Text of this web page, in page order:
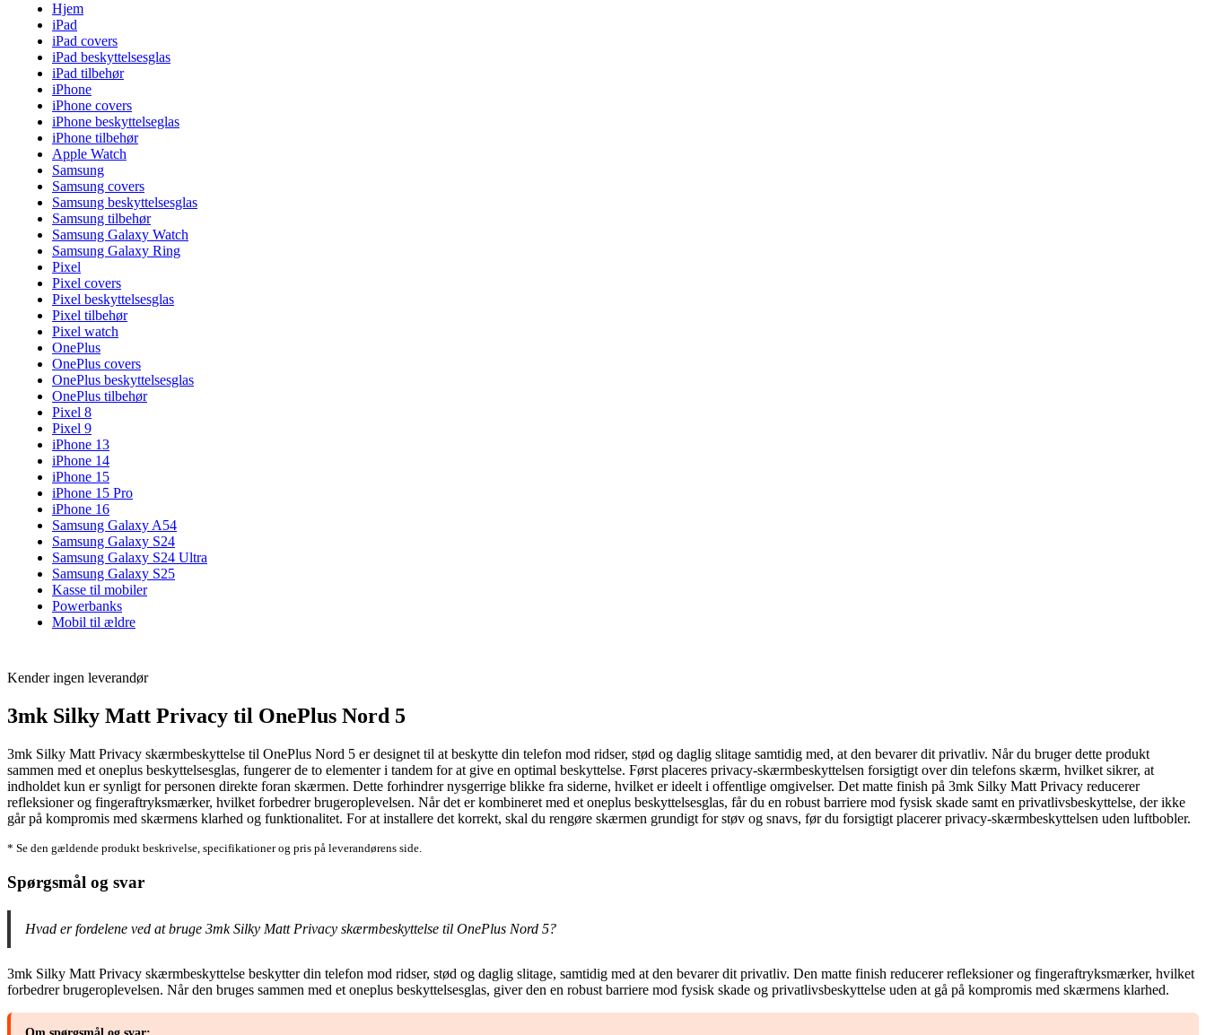
Hjem
iPad
iPad covers
iPad beskyttelsesglas
iPad tilbehør
iPhone
iPhone covers
iPhone beskyttelseglas
iPhone tilbehør
Apple Watch
Samsung
Samsung covers
Samsung beskyttelsesglas
Samsung tilbehør
Samsung Galaxy Watch
Samsung Galaxy Ring
Pixel
Pixel covers
Pixel beskyttelsesglas
Pixel tilbehør
Pixel watch
OnePlus
OnePlus covers
OnePlus beskyttelsesglas
OnePlus tilbehør
Pixel 8
Pixel 9
iPhone 13
iPhone 14
iPhone 15
iPhone 15 Pro
iPhone 16
Samsung Galaxy A54
Samsung Galaxy S24
Samsung Galaxy S24 Ultra
Samsung Galaxy S25
Kasse til mobiler
Powerbanks
Mobil til ældre
Kender ingen leverandør
3mk Silky Matt Privacy til OnePlus Nord 5
3mk Silky Matt Privacy skærmbeskyttelse til OnePlus Nord 5 er designet til at beskytte din telefon mod ridser, stød og daglig slitage samtidig med, at den bevarer dit privatliv. Når du bruger dette produkt
sammen med et oneplus beskyttelsesglas, fungerer de to elementer i tandem for at give en optimal beskyttelse. Først placeres privacy-skærmbeskyttelsen forsigtigt over din telefons skærm, hvilket sikrer, at
indholdet kun er synligt for personen direkte foran skærmen. Dette forhindrer nysgerrige blikke fra siderne, hvilket er ideelt i offentlige omgivelser. Det matte finish på 3mk Silky Matt Privacy reducerer
refleksioner og fingeraftryksmærker, hvilket forbedrer brugeroplevelsen. Når det er kombineret med et oneplus beskyttelsesglas, får du en robust barriere mod fysisk skade samt en privatlivsbeskyttelse, der ikke
går på kompromis med skærmens klarhed og funktionalitet. For at installere det korrekt, skal du rengøre skærmen grundigt for støv og snavs, før du forsigtigt placerer privacy-skærmbeskyttelsen uden luftbobler.
* Se den gældende produkt beskrivelse, specifikationer og pris på leverandørens side.
Spørgsmål og svar
Hvad er fordelene ved at bruge 3mk Silky Matt Privacy skærmbeskyttelse til OnePlus Nord 5?
3mk Silky Matt Privacy skærmbeskyttelse beskytter din telefon mod ridser, stød og daglig slitage, samtidig med at den bevarer dit privatliv. Den matte finish reducerer refleksioner og fingeraftryksmærker, hvilket
forbedrer brugeroplevelsen. Når den bruges sammen med et oneplus beskyttelsesglas, giver den en robust barriere mod fysisk skade og privatlivsbeskyttelse uden at gå på kompromis med skærmens klarhed.